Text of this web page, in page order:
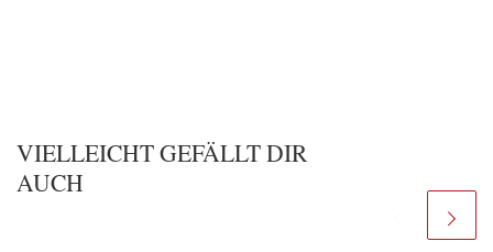
VIELLEICHT GEFÄLLT DIR
AUCH